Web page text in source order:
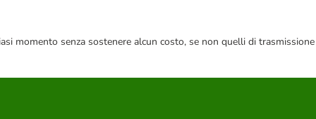
momento senza sostenere alcun costo, se non quelli di trasmissione